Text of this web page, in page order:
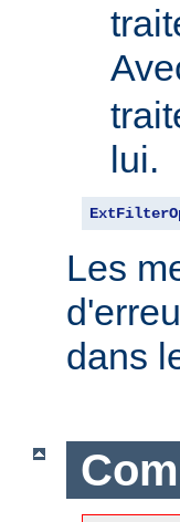
lui.
Les
dans